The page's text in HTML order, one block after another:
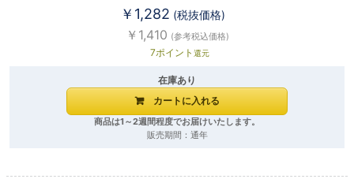
￥1,282 (税抜価格)
￥1,410 (参考税込価格)
7ポイント 還元
在庫あり
商品は1～2週間程度でお届けいたします。
販売期間：通年